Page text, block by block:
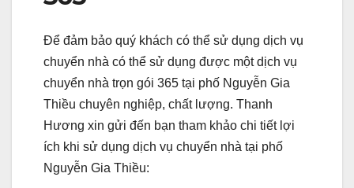
Để đảm bảo quý khách có thể sử dụng dịch vụ
chuyển nhà có thể sử dụng được một dịch vụ
chuyển nhà trọn gói 365 tại phố Nguyễn Gia
Thiều chuyên nghiệp, chất lượng. Thanh
Hương xin gửi đến bạn tham khảo chi tiết lợi
ích khi sử dụng dịch vụ chuyển nhà tại phố
Nguyễn Gia Thiều: